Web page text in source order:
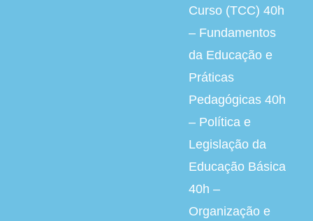
Curso (TCC) 40h
– Fundamentos
da Educação e
Práticas
Pedagógicas 40h
– Política e
Legislação da
Educação Básica
40h –
Organização e